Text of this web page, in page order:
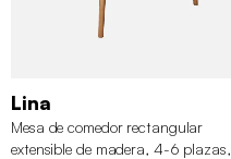
Lina
Mesa de comedor rectangular
extensible de madera, 4-6 plazas,